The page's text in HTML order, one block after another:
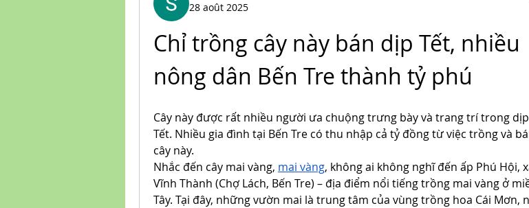
28 août 2025
Chỉ trồng cây này bán dịp Tết, nhiều
nông dân Bến Tre thành tỷ phú
Cây này được rất nhiều người ưa chuộng trưng bày và trang trí trong dịp
Tết. Nhiều gia đình tại Bến Tre có thu nhập cả tỷ đồng từ việc trồng và
cây này.
Nhắc đến cây mai vàng, mai vàng, không ai không nghĩ đến ấp Phú Hội,
Vĩnh Thành (Chợ Lách, Bến Tre) – địa điểm nổi tiếng trồng mai vàng ở
Tây. Tại đây, những vườn mai là trung tâm của vùng trồng hoa Cái Mơn,